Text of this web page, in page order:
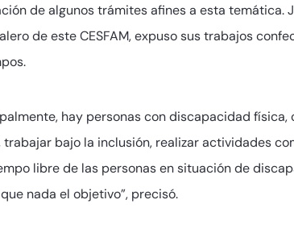
de algunos trámites afines a esta temática.
de este CESFAM, expuso sus trabajos
hay personas con discapacidad
trabajar bajo la inclusión, realizar actividades
libre de las personas en situación de
nada el objetivo”, precisó.